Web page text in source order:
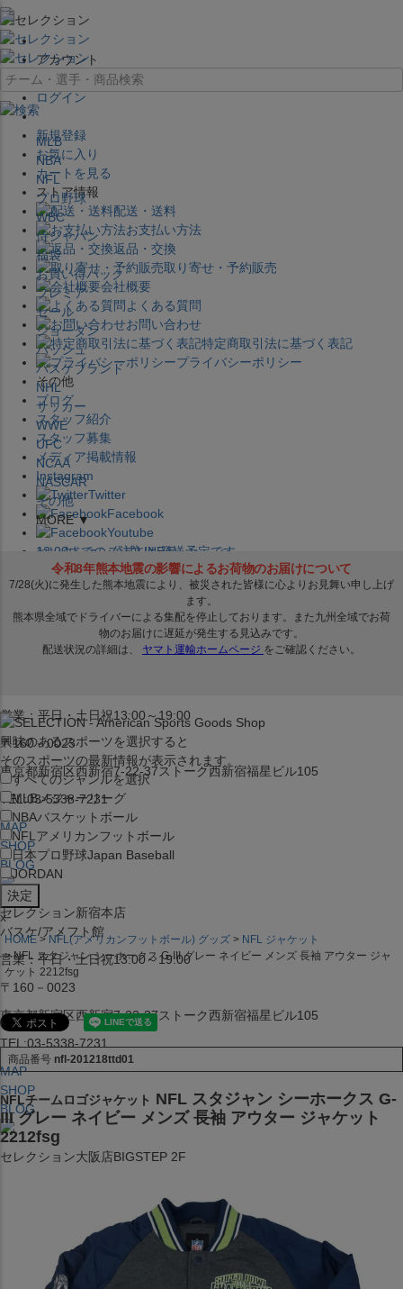
×
アカウント
ログイン
新規登録
お気に入り
カートを見る
ストア情報
配送・送料
お支払い方法
返品・交換
取り寄せ・予約販売
会社概要
よくある質問
お問い合わせ
特定商取引法に基づく表記
プライバシーポリシー
その他
ブログ
スタッフ紹介
スタッフ募集
メディア掲載情報
Instagram
Twitter
Facebook
Youtube
セレクション公式LINE@
営業：平日・土日祝13:00～19:00
〒160－0023
東京都新宿区西新宿7-22-37ストーク西新宿福星ビル105
TEL:03-5338-7231
MAP
SHOP
BLOG
セレクション新宿本店
バスケ/アメフト館
営業：平日・土日祝13:00～19:00
〒160－0023
東京都新宿区西新宿7-22-37ストーク西新宿福星ビル105
TEL:03-5338-7231
MAP
SHOP
BLOG
セレクション大阪店BIGSTEP 2F
大阪府大阪市中央区西心斎橋1丁目6番14号
TEL:06-4708-3300
MLB
NBA
NFL
プロ野球
WBC
侍ジャパン
福袋
お買い得パック
プレミア
セール
ジョーダン
バッシュ
バスケブランド
NHL
サッカー
WWE
UFC
NCAA
NASCAR
その他
MORE ▼
12:00までのご注文は発送予定です。
在庫品は 1-3営業日内で発送!! ※お取寄せ商品は対象外
興味のあるスポーツを選択すると
そのスポーツの最新情報が表示されます。
すべてのジャンルを選択
MLBメジャーリーグ
NBAバスケットボール
NFL アメリカンフットボール
日本プロ野球Japan Baseball
JORDAN
x
HOME NFL(アメリカンフットボール) グッズ
NFL ジャケット
NFL スタジャン シーホークス G-III グレー ネイビー メンズ 長袖 アウター ジャ
ケット 2212fsg
商品番号 nfl-201218ttd01
NFLチームロゴジャケット NFL スタジャン シーホークス G-
III グレー ネイビー メンズ 長袖 アウター ジャケット
2212fsg